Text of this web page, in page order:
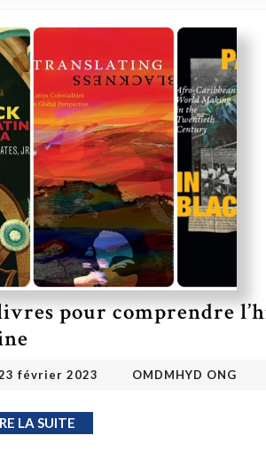
pour comprendre
17 livres pour comprendre l’histoire des Noirs d’Amérique latine
février 2023 OMDMHYD ONG
LA SUITE